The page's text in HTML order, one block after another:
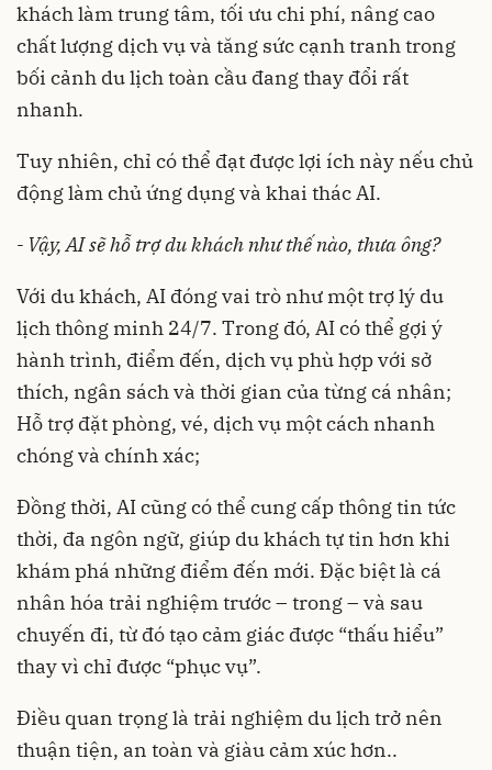
khách làm trung tâm, tối ưu chi phí, nâng cao
chất lượng dịch vụ và tăng sức cạnh tranh trong
bối cảnh du lịch toàn cầu đang thay đổi rất
nhanh.
Tuy nhiên, chỉ có thể đạt được lợi ích này nếu chủ
động làm chủ ứng dụng và khai thác AI.
- Vậy, AI sẽ hỗ trợ du khách như thế nào, thưa ông?
Với du khách, AI đóng vai trò như một trợ lý du
lịch thông minh 24/7. Trong đó, AI có thể gợi ý
hành trình, điểm đến, dịch vụ phù hợp với sở
thích, ngân sách và thời gian của từng cá nhân;
Hỗ trợ đặt phòng, vé, dịch vụ một cách nhanh
chóng và chính xác;
Đồng thời, AI cũng có thể cung cấp thông tin tức
thời, đa ngôn ngữ, giúp du khách tự tin hơn khi
khám phá những điểm đến mới. Đặc biệt là cá
nhân hóa trải nghiệm trước – trong – và sau
chuyến đi, từ đó tạo cảm giác được “thấu hiểu”
thay vì chỉ được “phục vụ”.
Điều quan trọng là trải nghiệm du lịch trở nên
thuận tiện, an toàn và giàu cảm xúc hơn..